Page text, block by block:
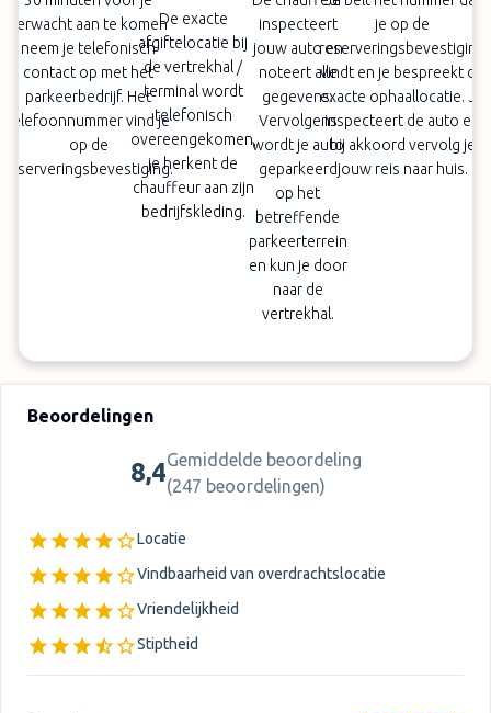
verwacht aan te komen
neem je telefonisch
contact op met het
parkeerbedrijf. Het
telefoonnummer vind je
op de
reserveringsbevestiging.
De exacte
afgiftelocatie bij
de vertrekhal /
terminal wordt
telefonisch
overeengekomen,
je herkent de
chauffeur aan zijn
bedrijfskleding.
inspecteert
jouw auto en
noteert alle
gegevens.
Vervolgens
wordt je auto
geparkeerd
op het
betreffende
parkeerterrein
en kun je door
naar de
vertrekhal.
je op de
reserveringsbevestiging
vindt en je bespreekt de
exacte ophaallocatie. Je
inspecteert de auto en
bij akkoord vervolg je
jouw reis naar huis.
Beoordelingen
8,4Gemiddelde beoordeling
(247 beoordelingen)
Locatie
Vindbaarheid van overdrachtslocatie
Vriendelijkheid
Stiptheid